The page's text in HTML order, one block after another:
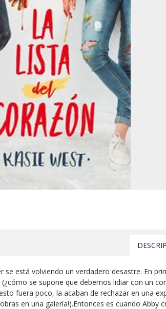
se está volviendo un verdadero desastre. En
se supone que debemos lidiar con un
fuera poco, la acaban de rechazar en una
en una galería!).Entonces es cuando